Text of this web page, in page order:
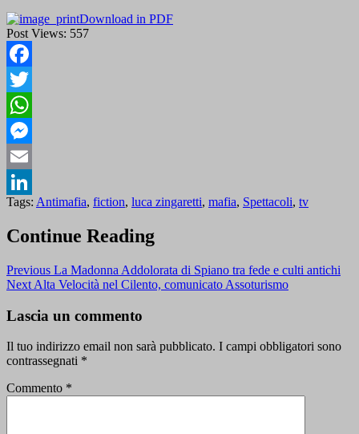
Download in PDF
Post Views: 557
Facebook
Twitter
WhatsApp
Messenger
Email
LinkedIn
Tags: Antimafia, fiction, luca zingaretti, mafia, Spettacoli, tv
Continue Reading
Previous La Madonna Addolorata di Spiano tra fede e culti antichi
Next Alta Velocità nel Cilento, comunicato Assoturismo
Lascia un commento
Il tuo indirizzo email non sarà pubblicato. I campi obbligatori sono
contrassegnati *
Commento *